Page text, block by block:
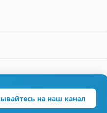
на наш канал